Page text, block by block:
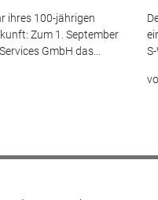
ihres 100-jährigen
Zum 1. September
GmbH das...